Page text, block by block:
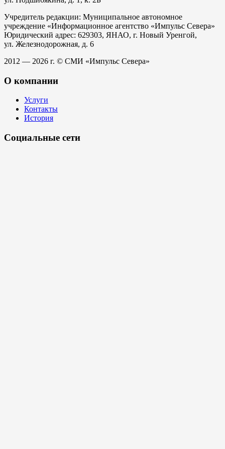
Учредитель редакции: Муниципальное автономное
учреждение «Информационное агентство «Импульс Севера»
Юридический адрес: 629303, ЯНАО, г. Новый Уренгой,
ул. Железнодорожная, д. 6
2012 — 2026 г. © СМИ «Импульс Севера»
О компании
Услуги
Контакты
История
Социальные сети